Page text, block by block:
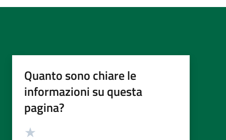
Quanto sono chiare le
informazioni su questa
pagina?
Valutazione